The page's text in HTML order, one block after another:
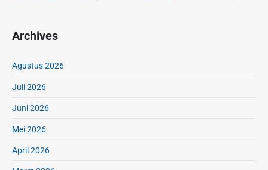
Archives
Agustus 2026
Juli 2026
Juni 2026
Mei 2026
April 2026